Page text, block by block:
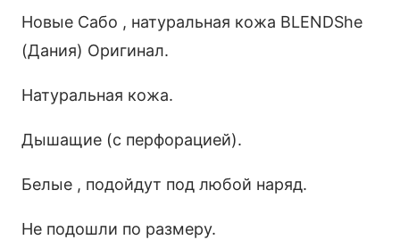
Новые Сабо , натуральная кожа BLENDShe
(Дания) Оригинал.
Натуральная кожа.
Дышащие (с перфорацией).
Белые , подойдут под любой наряд.
Не подошли по размеру.